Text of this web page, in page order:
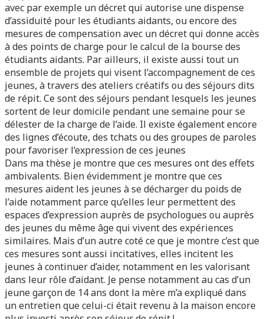
avec par exemple un décret qui autorise une dispense
d’assiduité pour les étudiants aidants, ou encore des
mesures de compensation avec un décret qui donne accès
à des points de charge pour le calcul de la bourse des
étudiants aidants. Par ailleurs, il existe aussi tout un
ensemble de projets qui visent l’accompagnement de ces
jeunes, à travers des ateliers créatifs ou des séjours dits
de répit. Ce sont des séjours pendant lesquels les jeunes
sortent de leur domicile pendant une semaine pour se
délester de la charge de l’aide. Il existe également encore
des lignes d’écoute, des tchats ou des groupes de paroles
pour favoriser l’expression de ces jeunes
Dans ma thèse je montre que ces mesures ont des effets
ambivalents. Bien évidemment je montre que ces
mesures aident les jeunes à se décharger du poids de
l’aide notamment parce qu’elles leur permettent des
espaces d’expression auprès de psychologues ou auprès
des jeunes du même âge qui vivent des expériences
similaires. Mais d’un autre coté ce que je montre c’est que
ces mesures sont aussi incitatives, elles incitent les
jeunes à continuer d’aider, notamment en les valorisant
dans leur rôle d’aidant. Je pense notamment au cas d’un
jeune garçon de 14 ans dont la mère m’a expliqué dans
un entretien que celui-ci était revenu à la maison encore